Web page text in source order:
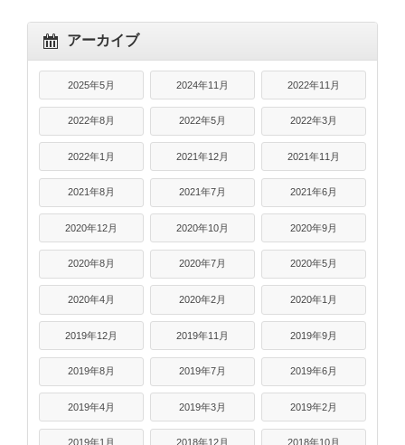
アーカイブ
2025年5月 2024年11月 2022年11月
2022年8月 2022年5月 2022年3月
2022年1月 2021年12月 2021年11月
2021年8月 2021年7月 2021年6月
2020年12月 2020年10月 2020年9月
2020年8月 2020年7月 2020年5月
2020年4月 2020年2月 2020年1月
2019年12月 2019年11月 2019年9月
2019年8月 2019年7月 2019年6月
2019年4月 2019年3月 2019年2月
2019年1月 2018年12月 2018年10月